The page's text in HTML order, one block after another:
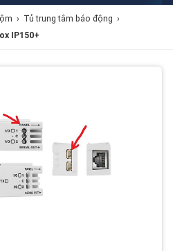
› Tủ trung tâm báo động ›
IP150+